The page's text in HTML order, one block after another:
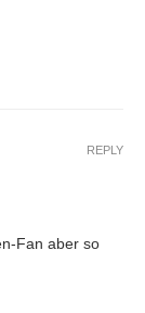
Fan aber so
REPLY